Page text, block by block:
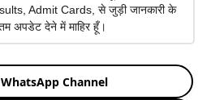
Admit Cards, से जुड़ी जानकारी के
अपडेट देने में माहिर हूँ।
Channel